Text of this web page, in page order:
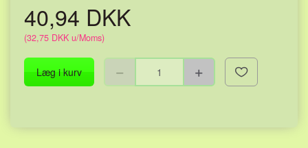
40,94 DKK
(32,75 DKK u/Moms)
Læg i kurv